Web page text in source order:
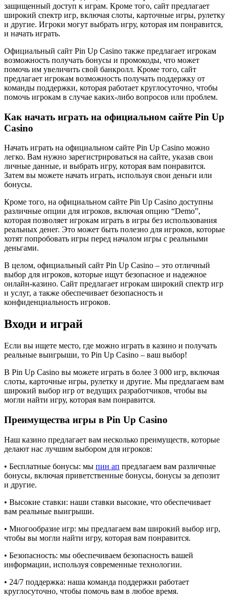
защищенный доступ к играм. Кроме того, сайт предлагает
широкий спектр игр, включая слоты, карточные игры, рулетку
и другие. Игроки могут выбрать игру, которая им понравится,
и начать играть.
Официальный сайт Pin Up Casino также предлагает игрокам
возможность получать бонусы и промокоды, что может
помочь им увеличить свой банкролл. Кроме того, сайт
предлагает игрокам возможность получать поддержку от
команды поддержки, которая работает круглосуточно, чтобы
помочь игрокам в случае каких-либо вопросов или проблем.
Как начать играть на официальном сайте Pin Up
Casino
Начать играть на официальном сайте Pin Up Casino можно
легко. Вам нужно зарегистрироваться на сайте, указав свои
личные данные, и выбрать игру, которая вам понравится.
Затем вы можете начать играть, используя свои деньги или
бонусы.
Кроме того, на официальном сайте Pin Up Casino доступны
различные опции для игроков, включая опцию “Demo”,
которая позволяет игрокам играть в игры без использования
реальных денег. Это может быть полезно для игроков, которые
хотят попробовать игры перед началом игры с реальными
деньгами.
В целом, официальный сайт Pin Up Casino – это отличный
выбор для игроков, которые ищут безопасное и надежное
онлайн-казино. Сайт предлагает игрокам широкий спектр игр
и услуг, а также обеспечивает безопасность и
конфиденциальность игроков.
Входи и играй
Если вы ищете место, где можно играть в казино и получать
реальные выигрыши, то Pin Up Casino – ваш выбор!
В Pin Up Casino вы можете играть в более 3 000 игр, включая
слоты, карточные игры, рулетку и другие. Мы предлагаем вам
широкий выбор игр от ведущих разработчиков, чтобы вы
могли найти игру, которая вам понравится.
Преимущества игры в Pin Up Casino
Наш казино предлагает вам несколько преимуществ, которые
делают нас лучшим выбором для игроков:
• Бесплатные бонусы: мы пин ап предлагаем вам различные
бонусы, включая приветственные бонусы, бонусы за депозит
и другие.
• Высокие ставки: наши ставки высокие, что обеспечивает
вам реальные выигрыши.
• Многообразие игр: мы предлагаем вам широкий выбор игр,
чтобы вы могли найти игру, которая вам понравится.
• Безопасность: мы обеспечиваем безопасность вашей
информации, используя современные технологии.
• 24/7 поддержка: наша команда поддержки работает
круглосуточно, чтобы помочь вам в любое время.